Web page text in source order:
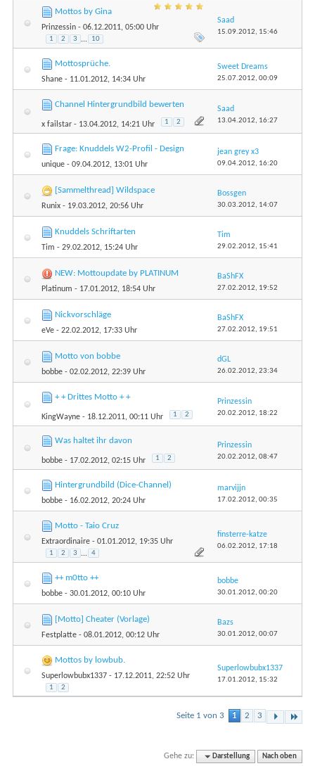
Mottos by Gina
Prinzessin - 06.12.2011, 05:00 Uhr
1 2 3 ... 10
Saad
15.09.2012, 15:46
Mottosprüche.
Shane - 11.01.2012, 14:34 Uhr
Sweet Dreams
25.07.2012, 00:09
Channel Hintergrundbild bewerten
x failstar - 13.04.2012, 14:21 Uhr 1 2
Saad
13.04.2012, 16:27
Frage: Knuddels W2-Profil - Design
unique - 09.04.2012, 13:01 Uhr
jean grey x3
09.04.2012, 16:20
[Sammelthread] Wildspace
Runix - 19.03.2012, 20:56 Uhr
Bossgen
30.03.2012, 14:07
Knuddels Schriftarten
Tim - 29.02.2012, 15:24 Uhr
Tim
29.02.2012, 15:41
NEW: Mottoupdate by PLATINUM
Platinum - 17.01.2012, 18:54 Uhr
BaShFX
27.02.2012, 19:52
Nickvorschläge
eVe - 22.02.2012, 17:33 Uhr
BaShFX
27.02.2012, 19:51
Motto von bobbe
bobbe - 02.02.2012, 22:39 Uhr
dGL
26.02.2012, 23:34
+ + Drittes Motto + +
KingWayne - 18.12.2011, 00:11 Uhr 1 2
Prinzessin
20.02.2012, 18:22
Was haltet ihr davon
bobbe - 17.02.2012, 02:15 Uhr 1 2
Prinzessin
20.02.2012, 08:47
Hintergrundbild (Dice-Channel)
bobbe - 16.02.2012, 20:24 Uhr
marvijjn
17.02.2012, 00:35
Motto - Taio Cruz
Extraordinaire - 01.01.2012, 19:35 Uhr
1 2 3 ... 4
finsterre-katze
06.02.2012, 17:18
++ m0tto ++
bobbe - 30.01.2012, 00:10 Uhr
bobbe
30.01.2012, 00:20
[Motto] Cheater (Vorlage)
Festplatte - 08.01.2012, 00:12 Uhr
Bazs
30.01.2012, 00:07
Mottos by lowbub.
Superlowbubx1337 - 17.12.2011, 22:52 Uhr
1 2
Superlowbubx1337
17.01.2012, 15:32
Seite 1 von 3 1 2 3
Gehe zu: Darstellung Nach oben